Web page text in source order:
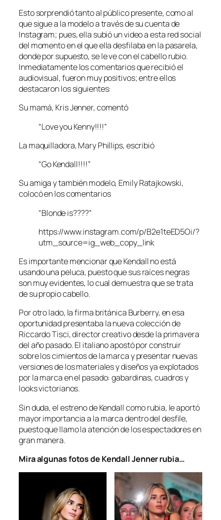
Esto sorprendió tanto al público presente, como al
que sigue a la modelo a través de su cuenta de
Instagram; pues, ella subió un video a esta red social
del momento en el que ella desfilaba en la pasarela,
donde por supuesto, se le ve con el cabello rubio.
Inmediatamente los comentarios que recibió el
audiovisual, fueron muy positivos; entre ellos
destacaron los siguientes:
Su mamá, Kris Jenner, comentó
“Love you Kenny!!!!”
La maquilladora, Mary Phillips, escribió
“Go Kendall!!!!”
Su amiga y también modelo, Emily Ratajkowski,
colocó en los comentarios
“Blonde is????”
https://www.instagram.com/p/B2e1teED5Oi/?
utm_source=ig_web_copy_link
Es importante mencionar que Kendall no está
usando una peluca, puesto que sus raíces negras
son muy evidentes, lo cual demuestra que se trata
de su propio cabello.
Por otro lado, la firma británica Burberry, en esa
oportunidad presentaba la nueva colección de
Riccardo Tisci, director creativo desde la primavera
del año pasado. El italiano apostó por construir
sobre los cimientos de la marca y presentar nuevas
versiones de los materiales y diseños ya explotados
por la marca en el pasado: gabardinas, cuadros y
looks victorianos.
Sin duda, el estreno de Kendall como rubia, le aportó
mayor importancia a la marca dentro del desfile,
puesto que llamo la atención de los espectadores en
gran manera.
Mira algunas fotos de Kendall Jenner rubia…